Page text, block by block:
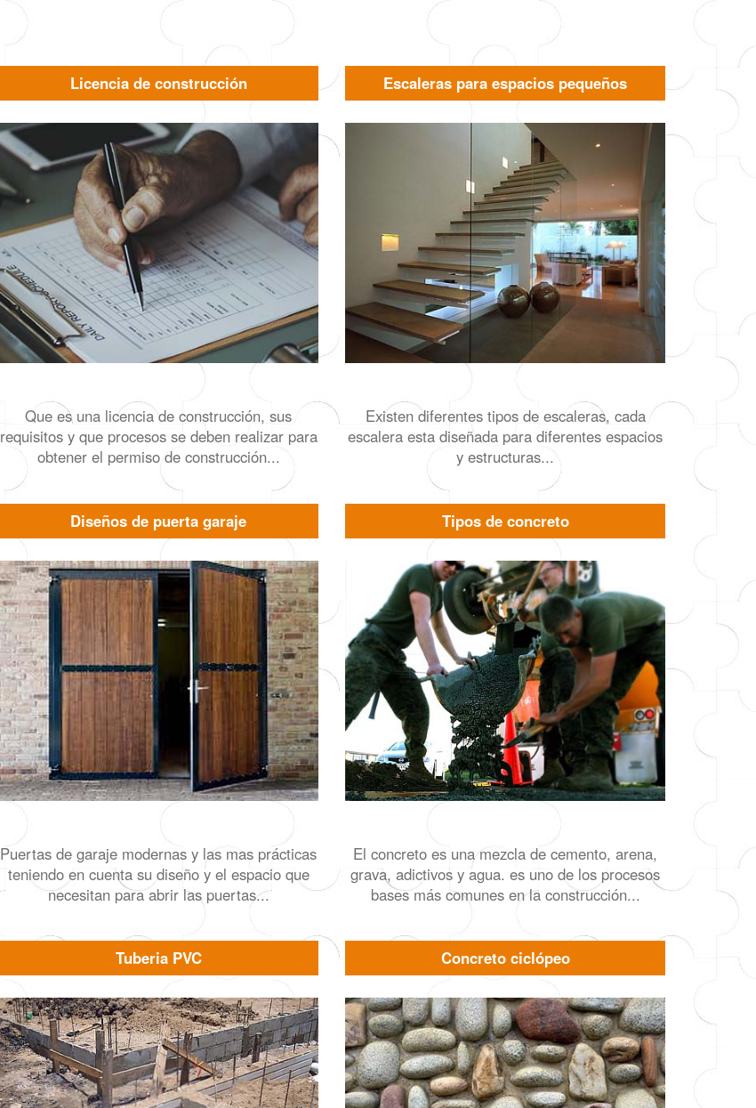
Licencia de construcción
Que es una licencia de construcción, sus
requisitos y que procesos se deben realizar para
obtener el permiso de construcción...
Escaleras para espacios pequeños
Existen diferentes tipos de escaleras, cada
escalera esta diseñada para diferentes espacios
y estructuras...
Diseños de puerta garaje
Puertas de garaje modernas y las mas prácticas
teniendo en cuenta su diseño y el espacio que
necesitan para abrir las puertas...
Tipos de concreto
El concreto es una mezcla de cemento, arena,
grava, adictivos y agua. es uno de los procesos
bases más comunes en la construcción...
Tuberia PVC Concreto ciclópeo